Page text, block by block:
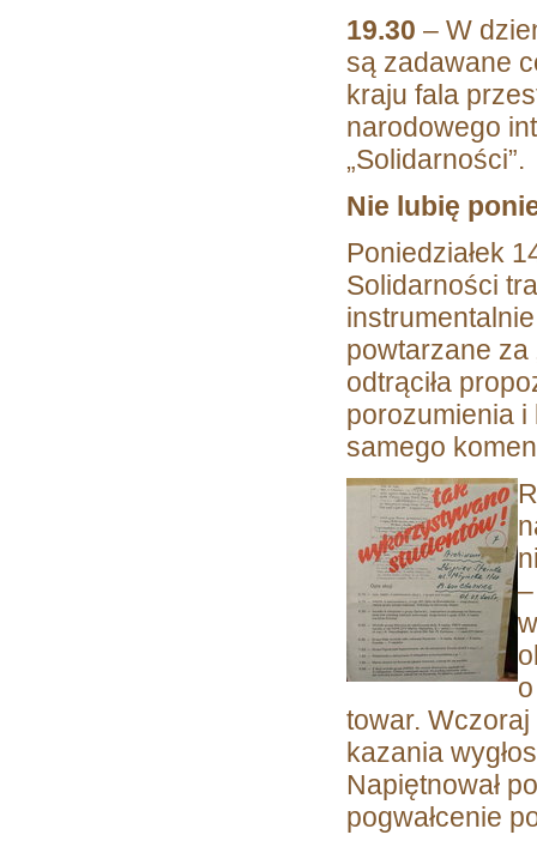
19.30 – W
są zadawane
kraju fala
narodowego
„Solidarności”.
Nie lubię
Poniedziałek
Solidarności
powtarzane za
odtrąciła
porozumienia i
samego
towar.
kazania
Napiętnował
pogwałcenie